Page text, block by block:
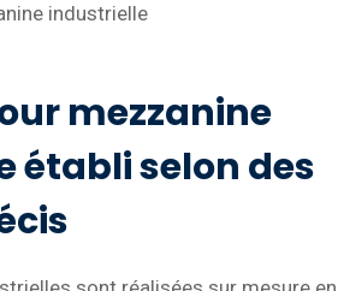
industrielle
mezzanine
établi selon des